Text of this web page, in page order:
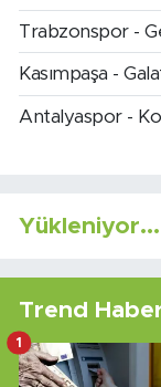
Trabzonspor -
Kasımpaşa -
Antalyaspor -
Yükleniyor...
Trend
1